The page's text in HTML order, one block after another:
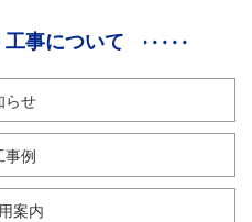
事について
らせ
事例
案内